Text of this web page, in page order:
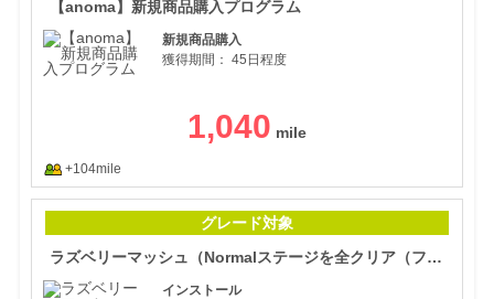
【anoma】新規商品購入プログラム
新規商品購入
獲得期間： 45日程度
1,040
+104mile
グレード対象
ラズベリーマッシュ（Normalステージを全クリア（フロア6クリア））（Android）
インストール